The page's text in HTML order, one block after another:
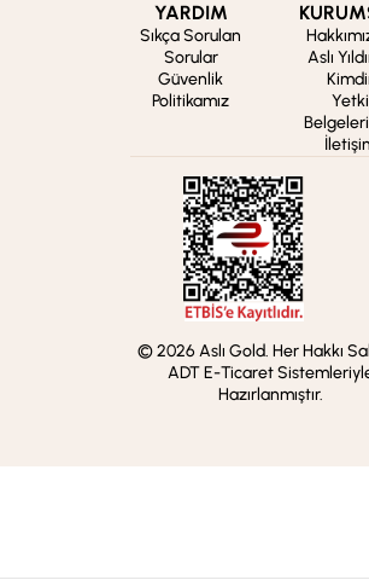
YARDIM
Sıkça Sorulan
Sorular
Güvenlik
Politikamız
Aslı
Yetki
© 2026 Aslı Gold. Her Hakkı
ADT E-Ticaret
Hazırlanmıştır.